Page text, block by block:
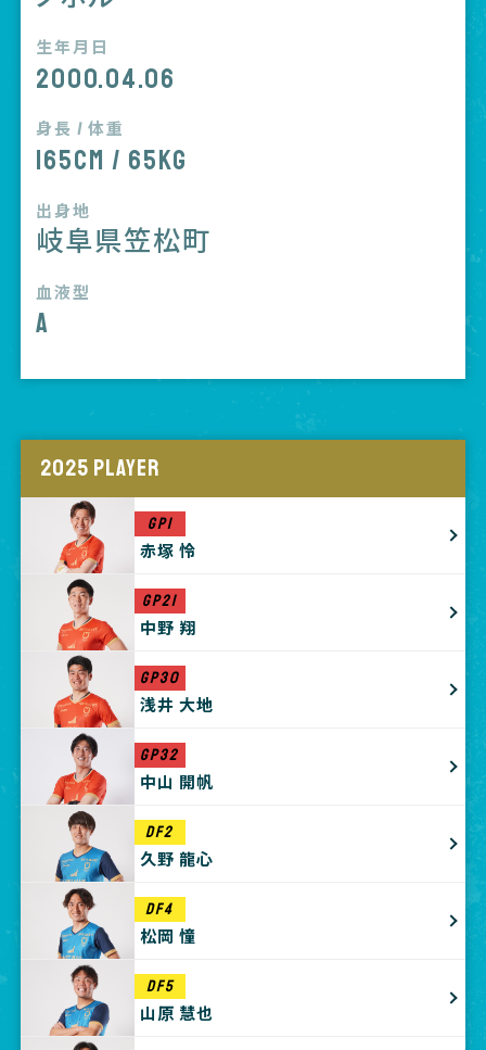
生年月日
2000.04.06
身長 / 体重
165cm / 65kg
出身地
岐阜県笠松町
血液型
A
2025 PLAYER
GP1
赤塚 怜
GP21
中野 翔
GP30
浅井 大地
GP32
中山 開帆
DF2
久野 龍心
DF4
松岡 憧
DF5
山原 慧也